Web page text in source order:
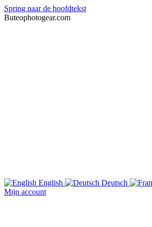
Spring naar de hoofdtekst
Buteophotogear.com
English Deutsch
Mijn account